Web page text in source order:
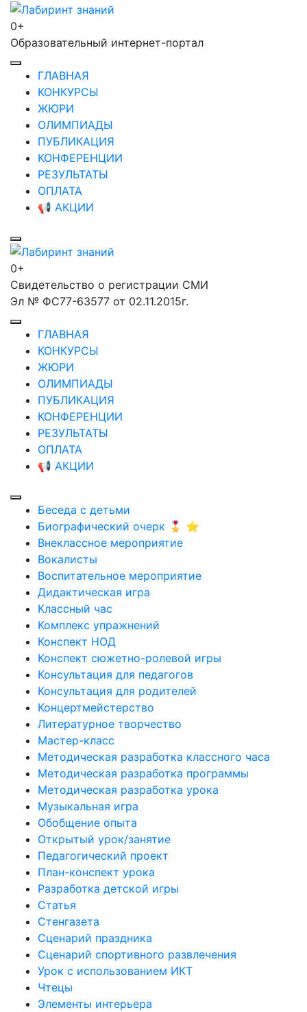
Перейти
содержимому
Enter)
Лабиринт знаний
0+
Образовательный интернет-портал
ГЛАВНАЯ
КОНКУРСЫ
ЖЮРИ
ОЛИМПИАДЫ
ПУБЛИКАЦИЯ
КОНФЕРЕНЦИИ
РЕЗУЛЬТАТЫ
ОПЛАТА
📢 АКЦИИ
Лабиринт знаний
0+
Свидетельство о регистрации СМИ
Эл № ФС77-63577 от 02.11.2015г.
ГЛАВНАЯ
КОНКУРСЫ
ЖЮРИ
ОЛИМПИАДЫ
ПУБЛИКАЦИЯ
КОНФЕРЕНЦИИ
РЕЗУЛЬТАТЫ
ОПЛАТА
📢 АКЦИИ
Беседа с детьми
Биографический очерк 🎖️ ⭐
Внеклассное мероприятие
Вокалисты
Воспитательное мероприятие
Дидактическая игра
Классный час
Комплекс упражнений
Конспект НОД
Конспект сюжетно-ролевой игры
Консультация для педагогов
Консультация для родителей
Концертмейстерство
Литературное творчество
Мастер-класс
Методическая разработка классного часа
Методическая разработка программы
Методическая разработка урока
Музыкальная игра
Обобщение опыта
Открытый урок/занятие
Педагогический проект
План-конспект урока
Разработка детской игры
Статья
Стенгазета
Сценарий праздника
Сценарий спортивного развлечения
Урок с использованием ИКТ
Чтецы
Элементы интерьера